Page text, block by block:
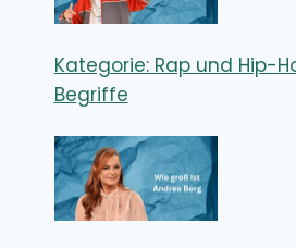
Kategorie: Rap und Hip-
Begriffe